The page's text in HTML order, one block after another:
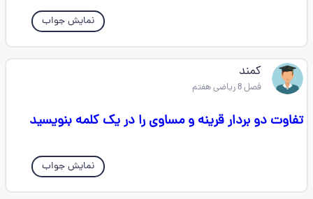
نمایش جواب
کمند
فصل 8 ریاضی هفتم
تفاوت دو بردار قرینه و مساوی را در یک کلمه بنویسید
نمایش جواب